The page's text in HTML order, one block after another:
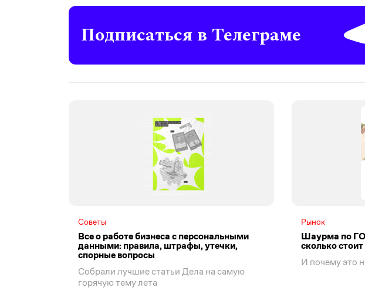
Подписаться в Телеграме
Советы
Все о работе бизнеса с персональными
данными: правила, штрафы, утечки,
спорные вопросы
Собрали лучшие статьи Дела на самую
горячую тему лета
Рынок
Шаурма по
сколько
И почему это